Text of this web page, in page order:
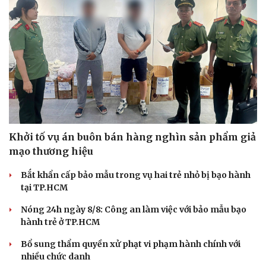
Sân khấu - Điện ảnh
Văn học
Nghệ sĩ
Khởi tố vụ án buôn bán hàng nghìn sản phẩm giả
mạo thương hiệu
Bắt khẩn cấp bảo mẫu trong vụ hai trẻ nhỏ bị bạo hành
tại TP.HCM
Nóng 24h ngày 8/8: Công an làm việc với bảo mẫu bạo
hành trẻ ở TP.HCM
Bổ sung thẩm quyền xử phạt vi phạm hành chính với
nhiều chức danh